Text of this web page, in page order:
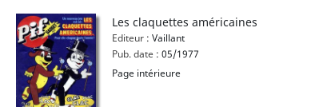
Les claquettes américaines
Editeur : Vaillant
Pub. date : 05/1977
Page intérieure